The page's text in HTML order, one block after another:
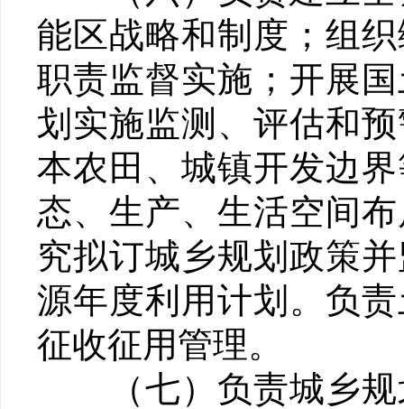
能区战略和制度；组
职责监督实施；开展
划实施监测、评估和
本农田、城镇开发边
态、生产、生活空间
究拟订城乡规划政策
源年度利用计划。负
征收征用管理。
（七）负责城乡规